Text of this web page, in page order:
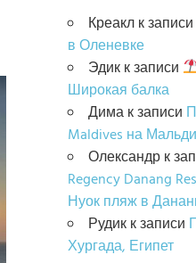
Креаклк записи
в Оленевке
Эдикк записи
Широкая балка
Димак записи
Maldives на
Олександрк
Regency Danang
Нуок пляж в
Рудикк записи
Хургада, Египет